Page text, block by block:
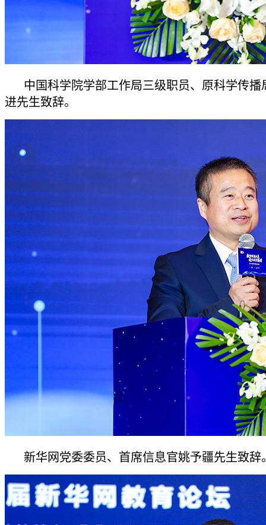
中国科学院学部工作局三级职员、原科学传播
进先生致辞。
新华网党委委员、首席信息官姚予疆先生致辞